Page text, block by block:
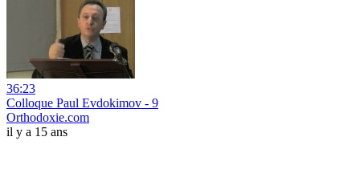
36:23
Colloque Paul Evdokimov - 9
Orthodoxie.com
il y a 15 ans